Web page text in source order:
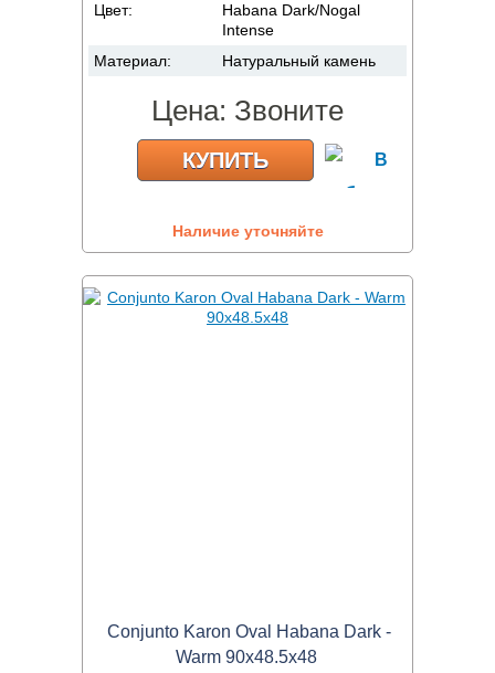
Цвет:
Habana Dark/Nogal
Intense
Материал:
Натуральный камень
Цена: Звоните
КУПИТЬ
Наличие уточняйте
Conjunto Karon Oval Habana Dark -
Warm 90x48.5x48